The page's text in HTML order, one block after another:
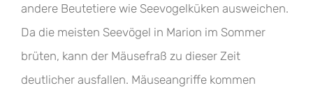
andere Beutetiere wie Seevogelküken ausweichen.
Da die meisten Seevögel in Marion im Sommer
brüten, kann der Mäusefraß zu dieser Zeit
deutlicher ausfallen. Mäuseangriffe kommen